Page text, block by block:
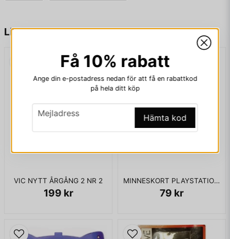
Liknande produkter
VIC NYTT ÅRGÅNG 2 NR 2
199 kr
MINNESKORT PLAYSTATION 1MB
79 kr
Namn
Ja, ni får publicera min fråga
Få 10% rabatt
Ange din e-postadress nedan för att få en rabattkod
på hela ditt köp
email
Mejladress Hämta kod